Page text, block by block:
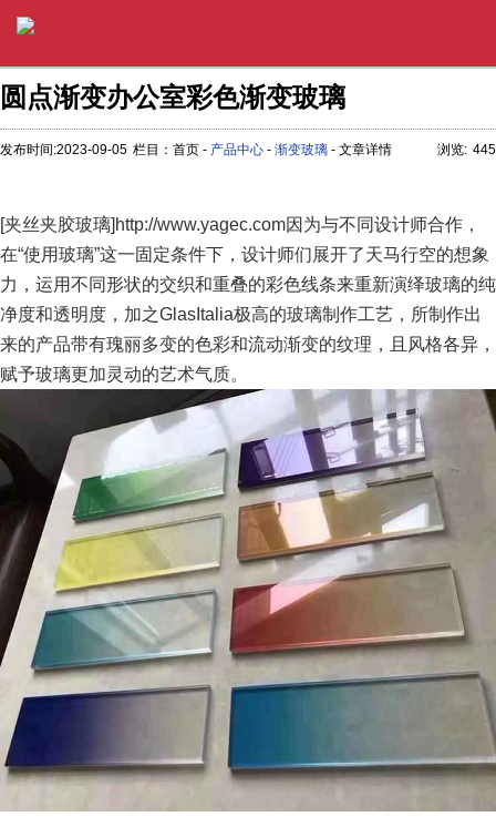
圆点渐变办公室彩色渐变玻璃
发布时间:2023-09-05 栏目：首页 - 产品中心 - 渐变玻璃 - 文章详情 浏览: 445
[夹丝夹胶玻璃]http://www.yagec.com因为与不同设计师合作，
在“使用玻璃”这一固定条件下，设计师们展开了天马行空的想象
力，运用不同形状的交织和重叠的彩色线条来重新演绎玻璃的纯
净度和透明度，加之GlasItalia极高的玻璃制作工艺，所制作出
来的产品带有瑰丽多变的色彩和流动渐变的纹理，且风格各异，
赋予玻璃更加灵动的艺术气质。